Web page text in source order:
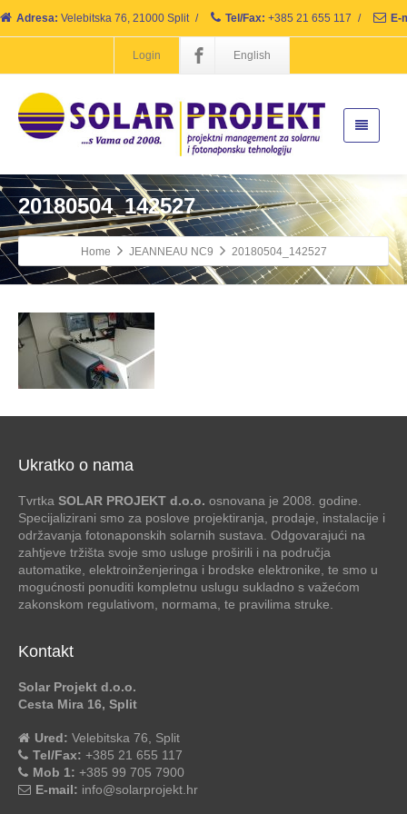
Adresa: Velebitska 76, 21000 Split / Tel/Fax: +385 21 655 117 / E-
Login English
20180504_142527
Home JEANNEAU NC9 20180504_142527
Ukratko o nama
Tvrtka SOLAR PROJEKT d.o.o. osnovana je 2008. godine.
Specijalizirani smo za poslove projektiranja, prodaje, instalacije i
održavanja fotonaponskih solarnih sustava. Odgovarajući na
zahtjeve tržišta svoje smo usluge proširili i na područja
automatike, elektroinženjeringa i brodske elektronike, te smo u
mogućnosti ponuditi kompletnu uslugu sukladno s važećom
zakonskom regulativom, normama, te pravilima struke.
Kontakt
Solar Projekt d.o.o.
Cesta Mira 16, Split
Ured: Velebitska 76, Split
Tel/Fax: +385 21 655 117
Mob 1: +385 99 705 7900
E-mail: info@solarprojekt.hr